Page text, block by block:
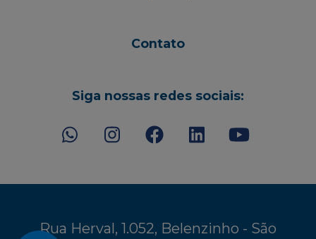
Contato
Siga nossas redes sociais:
Rua Herval, 1.052, Belenzinho - São